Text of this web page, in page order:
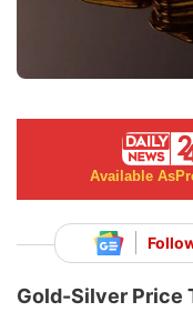
Available As
Gold-Silver Price